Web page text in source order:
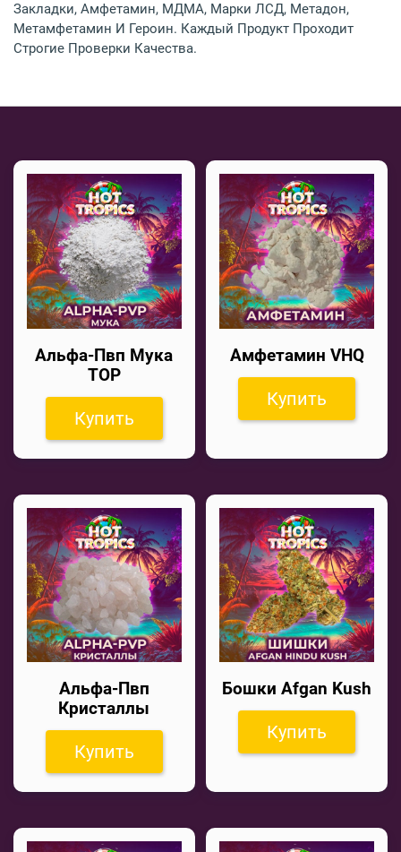
Закладки, Амфетамин, МДМА, Марки ЛСД, Метадон,
Метамфетамин И Героин. Каждый Продукт Проходит
Строгие Проверки Качества.
Альфа-Пвп Мука
TOP
Купить
Амфетамин VHQ
Купить
Альфа-Пвп
Кристаллы
Купить
Бошки Afgan Kush
Купить